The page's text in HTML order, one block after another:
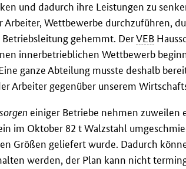
und dadurch ihre Leistungen zu
Arbeiter, Wettbewerbe durchzuführen,
gehemmt. DerVEB
innerbetrieblichen Wettbewerb
ganze Abteilung musste deshalb
Arbeiter gegenüber unserem
einiger Betriebe nehmen zuweilen
im Oktober 82 t Walzstahl
Größen geliefert wurde. Dadurch
werden, der Plan kann nicht